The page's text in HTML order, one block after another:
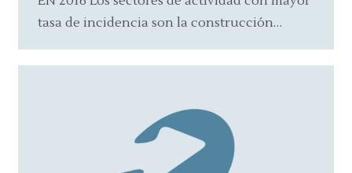
tasa de incidencia son la construcción…